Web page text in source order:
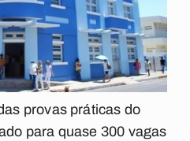
provas práticas do
para quase 300 vagas